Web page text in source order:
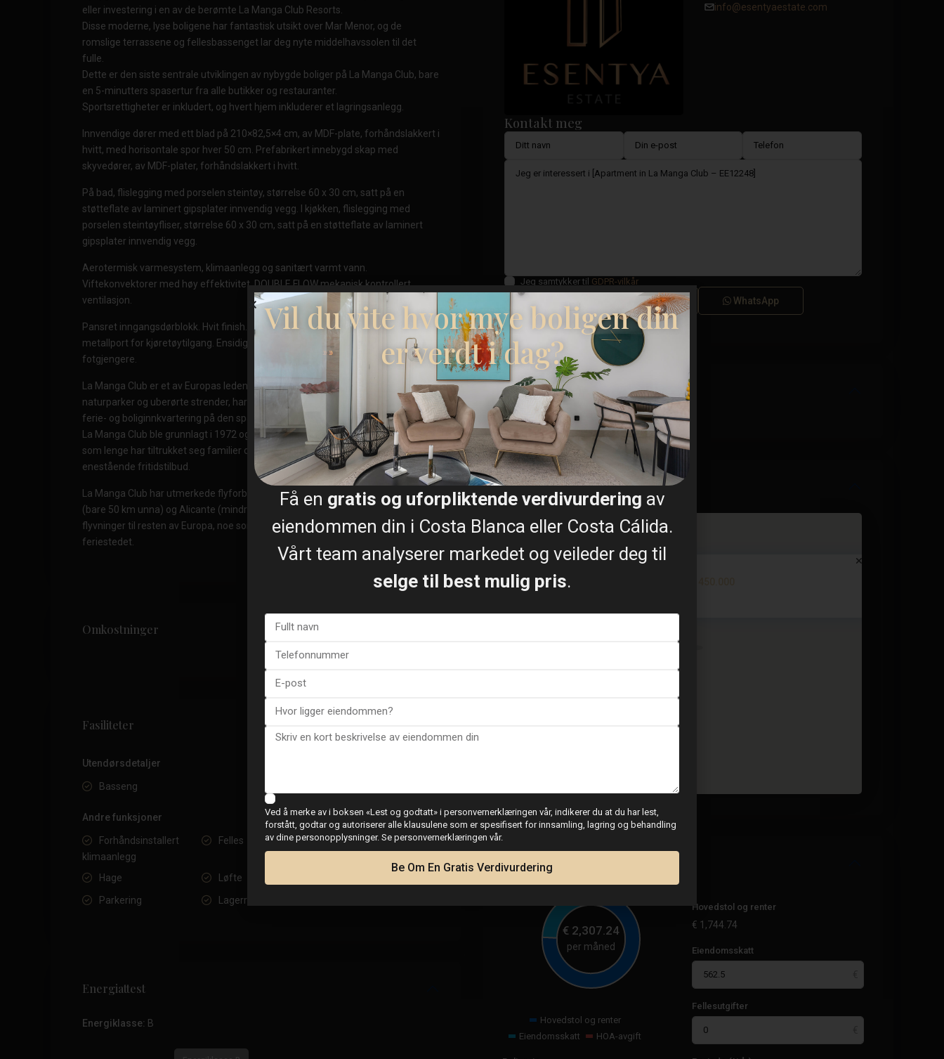
eller investering i en av de berømte La Manga Club Resorts.
Disse moderne, lyse boligene har fantastisk utsikt over Mar Menor, og de
romslige terrassene og fellesbassenget lar deg nyte middelhavssolen til det
fulle.
Dette er den siste sentrale utviklingen av nybygde boliger på La Manga Club, bare
en 5-minutters spasertur fra alle butikker og restauranter.
Sportsrettigheter er inkludert, og hvert hjem inkluderer et lagringsanlegg.
Innvendige dører med ett blad på 210×82,5×4 cm, av MDF-plate, forhåndslakkert i
hvitt, med horisontale spor hver 50 cm. Prefabrikert innebygd skap med
skyvedører, av MDF-plater, forhåndslakkert i hvitt.
På bad, flislegging med porselen steintøy, størrelse 60 x 30 cm, satt på en
støtteflate av laminert gipsplater innvendig vegg. I kjøkken, flislegging med
porselen steintøyfliser, størrelse 60 x 30 cm, satt på en støtteflate av laminert
gipsplater innvendig vegg.
Aerotermisk varmesystem, klimaanlegg og sanitært varmt vann.
Viftekonvektorer med høy effektivitet. DOUBLE FLOW mekanisk kontrollert
ventilasjon.
Pansret inngangsdørblokk. Hvit finish. Sikkerhetsklasse 3. Sammenleggbar
metallport for kjøretøytilgang. Ensidig metallport med manuell åpning for
fotgjengere.
La Manga Club er et av Europas ledende sports- og fritidssteder. Omkranset av
naturparker og uberørte strender, har den privilegerte beliggenheten eksklusiv
ferie- og boliginnkvartering på den spanske middelhavskysten.
La Manga Club ble grunnlagt i 1972 og er et varmt, trygt og levende samfunn
som lenge har tiltrukket seg familier og golfelskere med sitt mangfoldige og
enestående fritidstilbud.
La Manga Club har utmerkede flyforbindelser. De lokale flyplassene i Corvera
(bare 50 km unna) og Alicante (mindre enn 100 km unna) tilbyr regelmessige
flyvninger til resten av Europa, noe som gjør det enkelt å komme til og fra
feriestedet.
Omkostninger
Fasiliteter
Utendørsdetaljer
Basseng
Andre funksjoner
Forhåndsinstallert
klimaanlegg
Felles Garasje
Hage Løfte
Parkering
Lagerrom
Energiattest
Energiklasse: B
info@esentyaestate.com
Kontakt meg
Jeg samtykker til GDPR-vilkår
Ringe WhatsApp
Plantegninger
Kart
Lånekalkulator
€ 2,307.24
per måned
Hovedstol og renter
Eiendomsskatt
HOA-avgift
Hovedstol og renter
€ 1,744.74
Eiendomsskatt
Fellesutgifter
Vil du vite hvor mye boligen din
er verdt i dag?
Få en gratis og uforpliktende verdivurdering av
eiendommen din i Costa Blanca eller Costa Cálida.
Vårt team analyserer markedet og veileder deg til
selge til best mulig pris.
Ved å merke av i boksen «Lest og godtatt» i personvernerklæringen vår, indikerer du at du har lest,
forstått, godtar og autoriserer alle klausulene som er spesifisert for innsamling, lagring og behandling
av dine personopplysninger. Se personvernerklæringen vår.
Be Om En Gratis Verdivurdering